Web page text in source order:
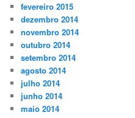
fevereiro 2015
dezembro 2014
novembro 2014
outubro 2014
setembro 2014
agosto 2014
julho 2014
junho 2014
maio 2014